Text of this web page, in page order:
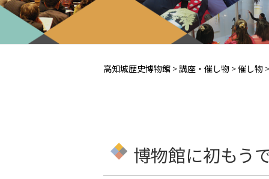
高知城歴史博物館 >講座・催し物 >催し物 >
博物館に初もう